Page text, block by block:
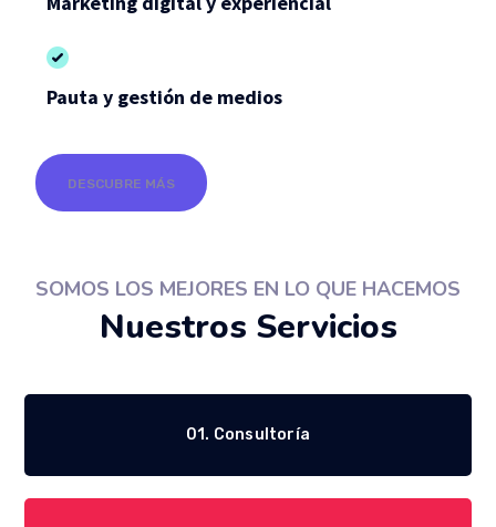
Pauta y gestión de medios
DESCUBRE MÁS
SOMOS LOS MEJORES EN LO QUE HACEMOS
Nuestros Servicios​
01. Consultoría